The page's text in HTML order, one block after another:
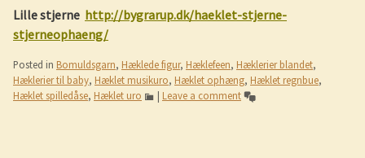
Lille stjerne http://bygrarup.dk/haeklet-stjerne-
stjerneophaeng/
Posted in Bomuldsgarn, Hæklede figur, Hæklefeen, Hæklerier blandet,
Hæklerier til baby, Hæklet musikuro, Hæklet ophæng, Hæklet regnbue,
Hæklet spilledåse, Hæklet uro | Leave a comment